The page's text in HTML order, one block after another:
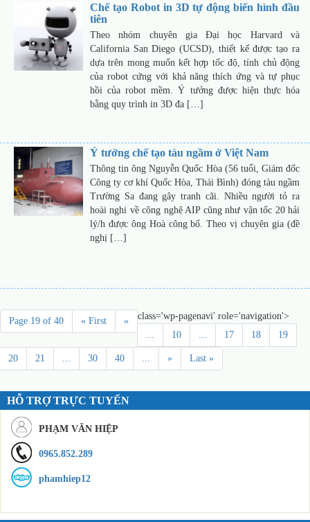
Chế tạo Robot in 3D tự động biến hình đầu
tiên
Theo nhóm chuyên gia Đại học Harvard và
California San Diego (UCSD), thiết kế được tạo ra
dựa trên mong muốn kết hợp tốc độ, tính chủ động
của robot cứng với khả năng thích ứng và tự phục
hồi của robot mềm. Ý tưởng được hiện thực hóa
bằng quy trình in 3D đa […]
Ý tưởng chế tạo tàu ngầm ở Việt Nam
Thông tin ông Nguyễn Quốc Hòa (56 tuổi, Giám đốc
Công ty cơ khí Quốc Hòa, Thái Bình) đóng tàu ngầm
Trường Sa đang gây tranh cãi. Nhiều người tỏ ra
hoài nghi về công nghệ AIP cũng như vận tốc 20 hải
lý/h được ông Hoà công bố. Theo vị chuyên gia (đề
nghị […]
class='wp-pagenavi' role='navigation'>
Page 19 of 40 « First
«
10 17 18 19
20 21 30 40 » Last »
HỖ TRỢ TRỰC TUYẾN
PHẠM VĂN HIỆP
0965.852.289
phamhiep12